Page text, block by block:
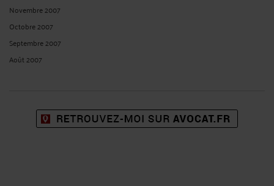
Novembre 2007
Octobre 2007
Septembre 2007
Août 2007